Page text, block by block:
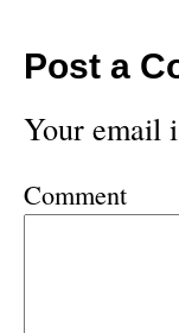
Post a
Your email
Comment